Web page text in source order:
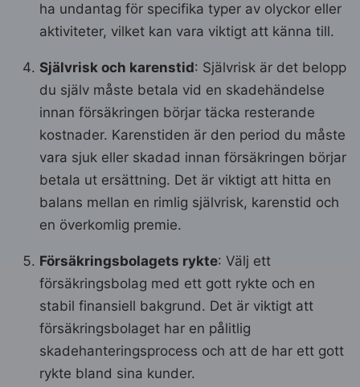
ha undantag för specifika typer av olyckor eller
aktiviteter, vilket kan vara viktigt att känna till.
Självrisk och karenstid: Självrisk är det belopp
du själv måste betala vid en skadehändelse
innan försäkringen börjar täcka resterande
kostnader. Karenstiden är den period du måste
vara sjuk eller skadad innan försäkringen börjar
betala ut ersättning. Det är viktigt att hitta en
balans mellan en rimlig självrisk, karenstid och
en överkomlig premie.
Försäkringsbolagets rykte: Välj ett
försäkringsbolag med ett gott rykte och en
stabil finansiell bakgrund. Det är viktigt att
försäkringsbolaget har en pålitlig
skadehanteringsprocess och att de har ett gott
rykte bland sina kunder.